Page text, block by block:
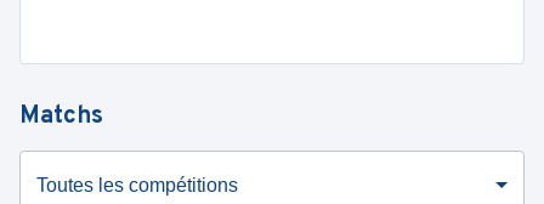
Matchs
Toutes les compétitions